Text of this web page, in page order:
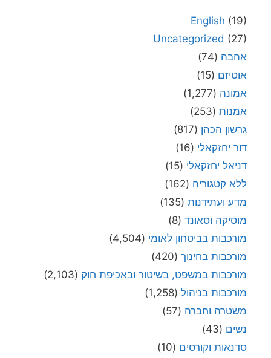
English (19)
Uncategorized (27)
אהבה (74)
אוטיזם (15)
אמונה (1,277)
אמנות (253)
גרשון הכהן (817)
דור יחזקאלי (16)
דניאל יחזקאלי (15)
ללא קטגוריה (162)
מדע ועתידנות (135)
מוסיקה וסאונד (8)
מורכבות בביטחון לאומי (4,504)
מורכבות בחינוך (420)
מורכבות במשפט, בשיטור ובאכיפת חוק (2,103)
מורכבות בניהול (1,258)
משטרה וחברה (57)
נשים (43)
סדנאות וקורסים (10)